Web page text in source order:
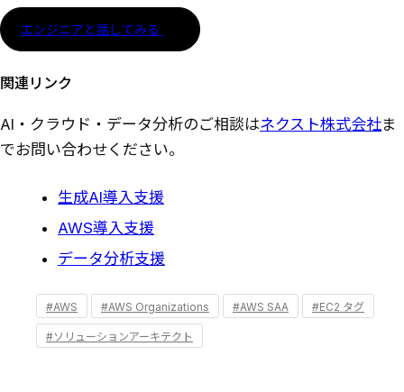
エンジニアと話してみる
関連リンク
AI・クラウド・データ分析のご相談はネクスト株式会社ま
でお問い合わせください。
生成AI導入支援
AWS導入支援
データ分析支援
#AWS #AWS Organizations #AWS SAA #EC2 タグ
#ソリューションアーキテクト